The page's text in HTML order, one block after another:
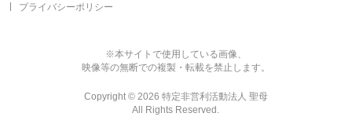
プライバシーポリシー
※本サイトで使用している画像、
映像等の無断での複製・転載を禁止します。
Copyright © 2026 特定非営利活動法人 聖母
All Rights Reserved.